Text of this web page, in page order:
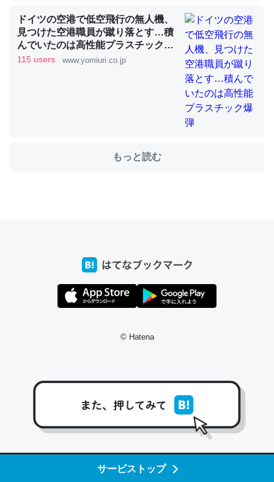
サービストップ
─ニュース :: 【研究発表】昆虫学の大問題＝「昆虫はなぜ海にいな
いのか」に関する新仮説
ウチもEchoを実家に置いて４年。でたまに覗いてる。ぼ
ちぼちRingも置こうかと画策中。あと、Googleマップで
これ見て生きてるなって分かる。
ちょうど同じ理由でEcho Show 8を設定中でした。Prime
とかSpotifyを支払う孝行もできる。一生で親と会える残
り時間を日数にすると1週間とかの人が多いそうだけど、
それを実質100倍以上に伸ばす効果があるはず……
私も3年前ぐらいに祖母の家に設置した。ポケットWifiみ
たいなのでネット環境作ったけどAlexaしか使わないので
https://toyoshi.hatenablog.com/entry/2019/05/15/1805
ドイツの空港で低空飛行の無人機、
見つけた空港職員が蹴り落とす…積
んでいたのは高性能プラスチック爆
弾
115 users www.yomiuri.co.jp
もっと読む
© Hatena